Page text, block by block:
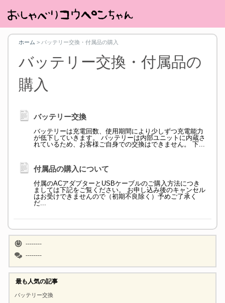
ホーム > バッテリー交換・付属品の購入
バッテリー交換・付属品の
購入
バッテリー交換
バッテリーは充電回数、使用期間により少しずつ充電能力
が低下していきます。 バッテリーは内部ユニットに内蔵さ
れているため、お客様ご自身での交換はできません。 下...
付属品の購入について
付属のACアダプターとUSBケーブルのご購入方法につき
ましては下記をご覧ください。 お申し込み後のキャンセル
はお受けできませんので（初期不良除く）予めご了承く
だ...
--------
--------
最も人気の記事
バッテリー交換